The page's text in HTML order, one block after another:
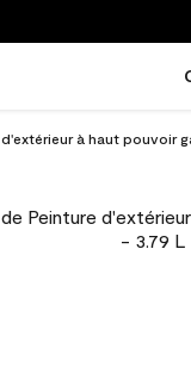
à haut pouvoir